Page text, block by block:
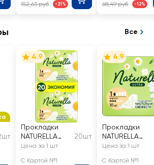
152,63 руб -21% 68,49 руб -12%
Все
4.9
Прокладки
NATURELLA
Ultra Нормал,
20шт
Цена за 1 шт
С Картой №1
4.9
Прокладки
NATURELLA
Ultra Нормал, с
Цена за 1 шт
С Картой №1